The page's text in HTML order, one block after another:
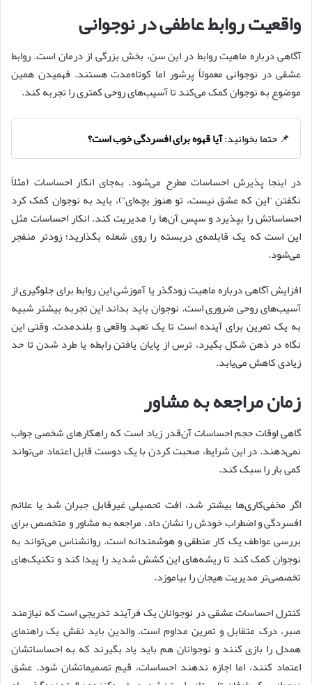
واقعیت روابط عاطفی در نوجوانی
آگاهی درباره ماهیت روابط در این سن، بخش بزرگی از درمان است. روابط
عشقی در نوجوانی معمولاً پرشور اما کوتاه‌مدت هستند. فهمیدن همین
موضوع به نوجوان کمک می‌کند تا آسیب‌های روحی کمتری را تجربه کند.
📌 حتما بخوانید:آیا قهوه برای افسردگی خوب است؟
در اینجا پذیرش احساسات مطرح می‌شود. به‌جای انکار احساسات (مثلاً
نگفتنِ “این که عشق نیست، تو هنوز بچه‌ای”)، باید به نوجوان کمک کرد
احساساتش را بپذیرد و سپس آن‌ها را مدیریت کند. انکار احساسات مثل
این است که یک قابلمه‌ی دربسته را روی شعله بگذارید؛ زودتر منفجر
می‌شود.
افزایش آگاهی درباره ماهیت زودگذر یا آموزشیِ این روابط برای جلوگیری از
آسیب‌های روحی ضروری است. نوجوان باید بداند این تجربه بیشتر شبیه
به یک تمرین برای آینده است تا یک تعهد واقعی و بلندمدت. وقتی این
نگاه در ذهن شکل بگیرد، ترس از پایان یافتن رابطه یا طرد شدن تا حد
زیادی کاهش می‌یابد.
زمان مراجعه به مشاور
گاهی اوقات حجم احساسات آن‌قدر زیاد است که راهکارهای شخصی جواب
نمی‌دهند. در این شرایط، صحبت کردن با یک دوست قابل اعتماد می‌تواند
کمی بار را سبک کند.
اگر مخفی‌کاری‌ها بیشتر شد، افت تحصیلی غیرقابل جبران شد یا علائم
افسردگی و اضطراب خودش را نشان داد، مراجعه به مشاور و متخصص برای
بررسی عواطف یک کار منطقی و هوشمندانه است. روانشناس می‌تواند به
نوجوان کمک کند تا ریشه‌های این کشش شدید را پیدا کند و تکنیک‌های
تخصصی‌تر مدیریت هیجان را بیاموزد.
کنترل احساسات عشقی در نوجوانان یک فرآیند تدریجی است که نیازمند
صبر، درک متقابل و تمرین مداوم است. والدین باید نقش یک راهنمای
همدل را بازی کنند و نوجوانان هم باید یاد بگیرند که به احساساتشان
اعتماد کنند، اما اجازه ندهند احساسات، قیمِ تصمیماتشان شود. عشق